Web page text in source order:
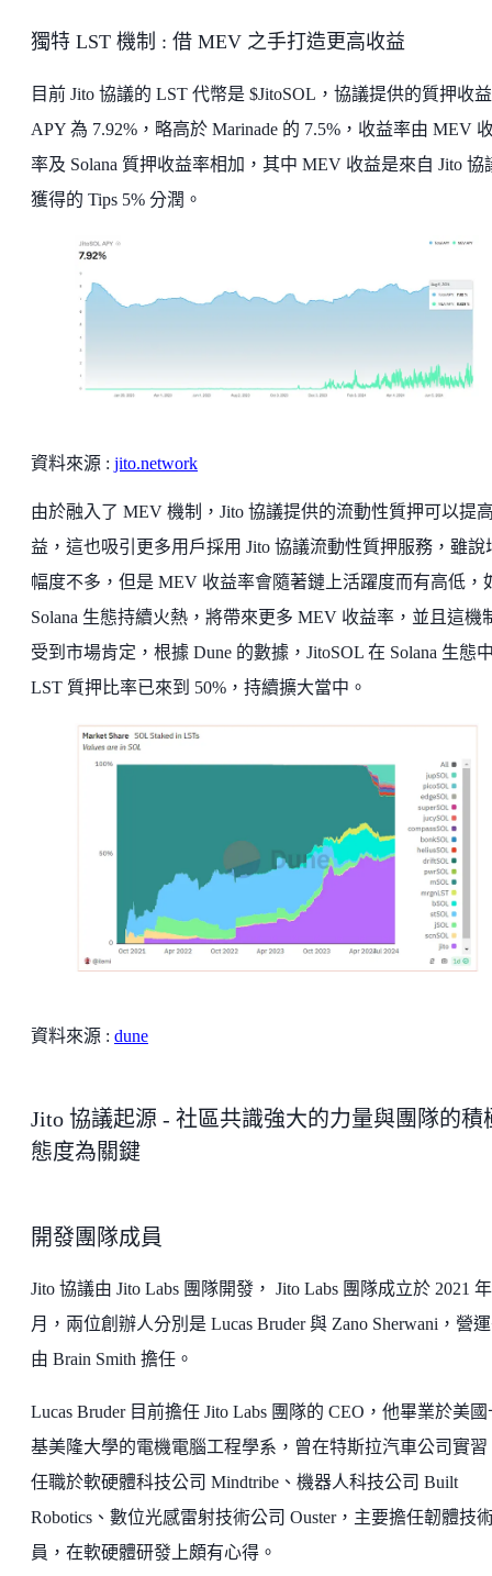
獨特 LST 機制 : 借 MEV 之手打造更高收益
目前 Jito 協議的 LST 代幣是 $JitoSOL，協議提供的質押收
APY 為 7.92%，略高於 Marinade 的 7.5%，收益率由 MEV
率及 Solana 質押收益率相加，其中 MEV 收益是來自 Jito 協
獲得的 Tips 5% 分潤。
資料來源 : jito.network
由於融入了 MEV 機制，Jito 協議提供的流動性質押可以提
益，這也吸引更多用戶採用 Jito 協議流動性質押服務，雖說
幅度不多，但是 MEV 收益率會隨著鏈上活躍度而有高低，
Solana 生態持續火熱，將帶來更多 MEV 收益率，並且這機
受到市場肯定，根據 Dune 的數據，JitoSOL 在 Solana 生態
LST 質押比率已來到 50%，持續擴大當中。
資料來源 : dune
Jito 協議起源 - 社區共識強大的力量與團隊的積
態度為關鍵
開發團隊成員
Jito 協議由 Jito Labs 團隊開發， Jito Labs 團隊成立於 2021
月，兩位創辦人分別是 Lucas Bruder 與 Zano Sherwani，營
由 Brain Smith 擔任。
Lucas Bruder 目前擔任 Jito Labs 團隊的 CEO，他畢業於美
基美隆大學的電機電腦工程學系，曾在特斯拉汽車公司實習
任職於軟硬體科技公司 Mindtribe、機器人科技公司 Built
Robotics、數位光感雷射技術公司 Ouster，主要擔任韌體技
員，在軟硬體研發上頗有心得。